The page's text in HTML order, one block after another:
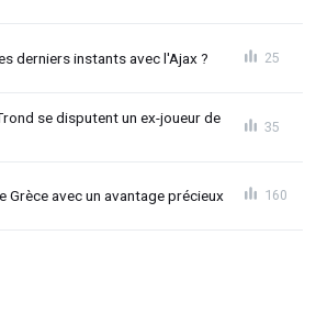
derniers instants avec l'Ajax ? 25
se disputent un ex-joueur de
35
Grèce avec un avantage précieux 160